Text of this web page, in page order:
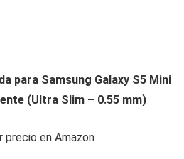
para Samsung Galaxy S5 Mini
(Ultra Slim – 0.55 mm)
precio en Amazon